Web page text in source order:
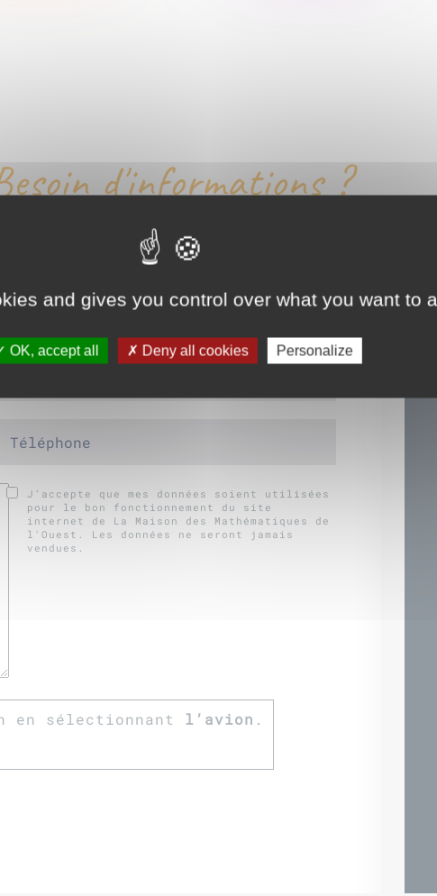
d'informations ?
CONTACTEZ-NOUS
J’accepte que mes données soient utilisées
pour le bon fonctionnement du site
internet de La Maison des Mathématiques de
l'Ouest. Les données ne seront jamais
vendues.
en sélectionnant l’avion .
and gives you control over what you want to
OK, accept all Deny all cookies Personalize